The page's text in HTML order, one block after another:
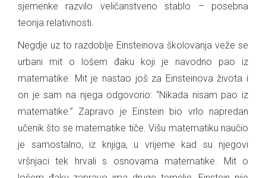
sjemenke razvilo veličanstveno stablo – posebna
teorija relativnosti.
Negdje uz to razdoblje Einsteinova školovanja veže se
urbani mit o lošem đaku koji je navodno pao iz
matematike. Mit je nastao još za Einsteinova života i
on je sam na njega odgovorio: “Nikada nisam pao iz
matematike.” Zapravo je Einstein bio vrlo napredan
učenik što se matematike tiče. Višu matematiku naučio
je samostalno, iz knjiga, u vrijeme kad su njegovi
vršnjaci tek hrvali s osnovama matematike. Mit o